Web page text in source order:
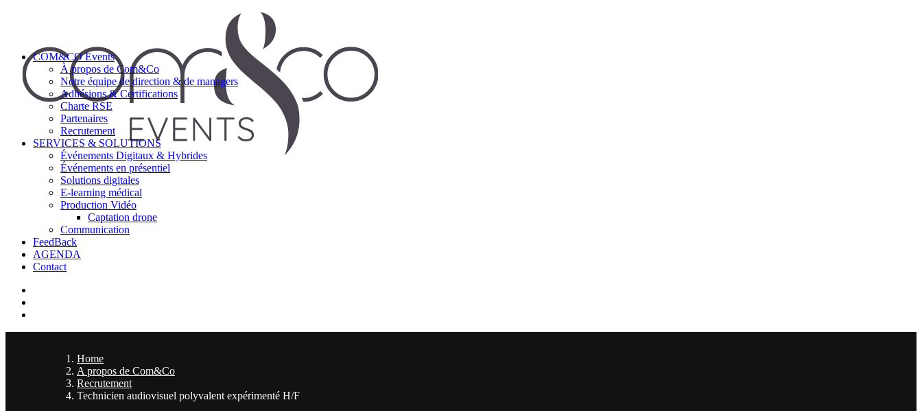
COM&CO Events
À propos de Com&Co
Notre équipe de direction & de managers
Adhésions & Certifications
Charte RSE
Partenaires
Recrutement
SERVICES & SOLUTIONS
Événements Digitaux & Hybrides
Événements en présentiel
Solutions digitales
E-learning médical
Production Vidéo
Captation drone
Communication
FeedBack
AGENDA
Contact
Home
A propos de Com&Co
Recrutement
Technicien audiovisuel polyvalent expérimenté H/F